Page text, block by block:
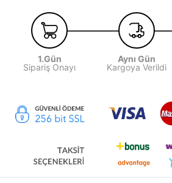
1.Gün
Sipariş Onayı
Aynı Gün
Kargoya Verildi